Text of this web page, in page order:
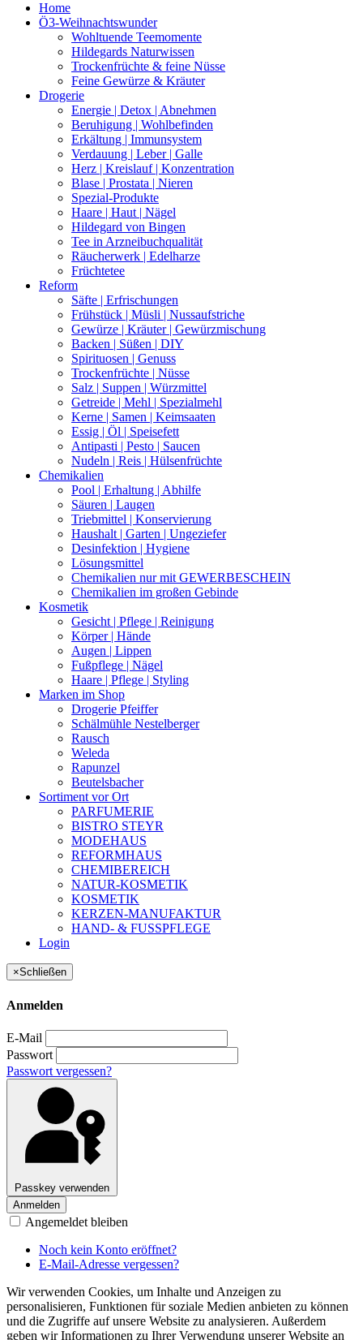
Home
Ö3-Weihnachtswunder
Wohltuende Teemomente
Hildegards Naturwissen
Trockenfrüchte & feine Nüsse
Feine Gewürze & Kräuter
Drogerie
Energie | Detox | Abnehmen
Beruhigung | Wohlbefinden
Erkältung | Immunsystem
Verdauung | Leber | Galle
Herz | Kreislauf | Konzentration
Blase | Prostata | Nieren
Spezial-Produkte
Haare | Haut | Nägel
Hildegard von Bingen
Tee in Arzneibuchqualität
Räucherwerk | Edelharze
Früchtetee
Reform
Säfte | Erfrischungen
Frühstück | Müsli | Nussaufstriche
Gewürze | Kräuter | Gewürzmischung
Backen | Süßen | DIY
Spirituosen | Genuss
Trockenfrüchte | Nüsse
Salz | Suppen | Würzmittel
Getreide | Mehl | Spezialmehl
Kerne | Samen | Keimsaaten
Essig | Öl | Speisefett
Antipasti | Pesto | Saucen
Nudeln | Reis | Hülsenfrüchte
Chemikalien
Pool | Erhaltung | Abhilfe
Säuren | Laugen
Triebmittel | Konservierung
Haushalt | Garten | Ungeziefer
Desinfektion | Hygiene
Lösungsmittel
Chemikalien nur mit GEWERBESCHEIN
Chemikalien im großen Gebinde
Kosmetik
Gesicht | Pflege | Reinigung
Körper | Hände
Augen | Lippen
Fußpflege | Nägel
Haare | Pflege | Styling
Marken im Shop
Drogerie Pfeiffer
Schälmühle Nestelberger
Rausch
Weleda
Rapunzel
Beutelsbacher
Sortiment vor Ort
PARFUMERIE
BISTRO STEYR
MODEHAUS
REFORMHAUS
CHEMIBEREICH
NATUR-KOSMETIK
KOSMETIK
KERZEN-MANUFAKTUR
HAND- & FUSSPFLEGE
Login
×Schließen
Anmelden
E-Mail
Passwort
Passwort vergessen?
Passkey verwenden
Anmelden
Angemeldet bleiben
Noch kein Konto eröffnet?
E-Mail-Adresse vergessen?
Wir verwenden Cookies, um Inhalte und Anzeigen zu
personalisieren, Funktionen für soziale Medien anbieten zu können
und die Zugriffe auf unsere Website zu analysieren. Außerdem
geben wir Informationen zu Ihrer Verwendung unserer Website an